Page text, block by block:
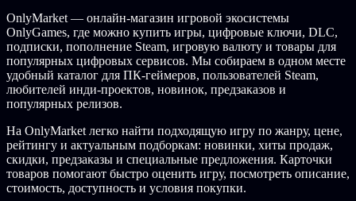
OnlyMarket — онлайн-магазин игровой экосистемы
OnlyGames, где можно купить игры, цифровые ключи, DLC,
подписки, пополнение Steam, игровую валюту и товары для
популярных цифровых сервисов. Мы собираем в одном месте
удобный каталог для ПК-геймеров, пользователей Steam,
любителей инди-проектов, новинок, предзаказов и
популярных релизов.
На OnlyMarket легко найти подходящую игру по жанру, цене,
рейтингу и актуальным подборкам: новинки, хиты продаж,
скидки, предзаказы и специальные предложения. Карточки
товаров помогают быстро оценить игру, посмотреть описание,
стоимость, доступность и условия покупки.